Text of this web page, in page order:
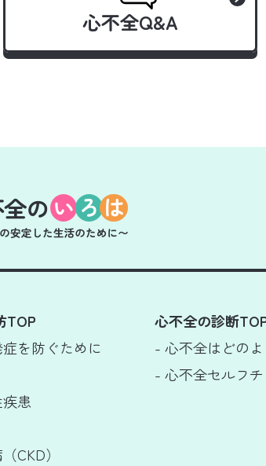
心不全Q&A
TOP
を防ぐために
患
CKD）
心不全の診断
- 心不全はどの
- 心不全セルフ